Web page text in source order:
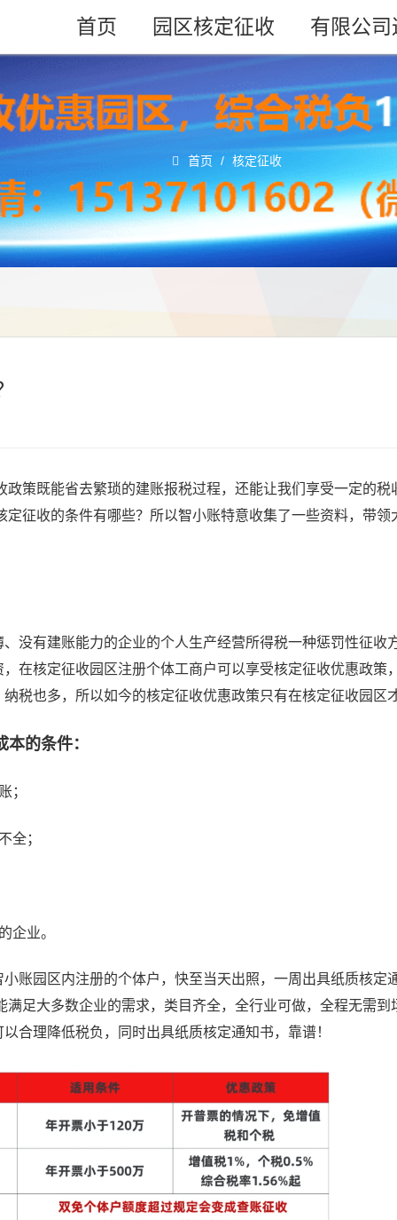
首页 园区核定征收 有限公司
首页 / 核定征收
策既能省去繁琐的建账报税过程，还能让我们享受一定的税
征收的条件有哪些？所以智小账特意收集了一些资料，带领
有建账能力的企业的个人生产经营所得税一种惩罚性征收
在核定征收园区注册个体工商户可以享受核定征收优惠政策
税也多，所以如今的核定征收优惠政策只有在核定征收园区
的条件：
；
全；
企业。
小账园区内注册的个体户，快至当天出照，一周出具纸质核定
满足大多数企业的需求，类目齐全，全行业可做，全程无需到
合理降低税负，同时出具纸质核定通知书，靠谱！